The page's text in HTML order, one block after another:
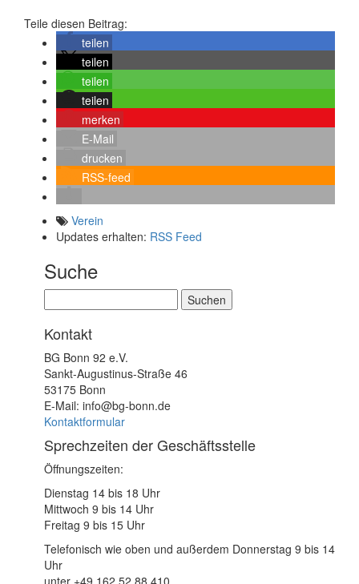
Teile diesen Beitrag:
teilen
teilen
teilen
teilen
merken
E-Mail
drucken
RSS-feed
Verein
Updates erhalten: RSS Feed
Suche
nach:
Kontakt
BG Bonn 92 e.V.
Sankt-Augustinus-Straße 46
53175 Bonn
E-Mail: info@bg-bonn.de
Kontaktformular
Sprechzeiten der Geschäftsstelle
Öffnungszeiten:
Dienstag 14 bis 18 Uhr
Mittwoch 9 bis 14 Uhr
Freitag 9 bis 15 Uhr
Telefonisch wie oben und außerdem Donnerstag 9 bis 14
Uhr